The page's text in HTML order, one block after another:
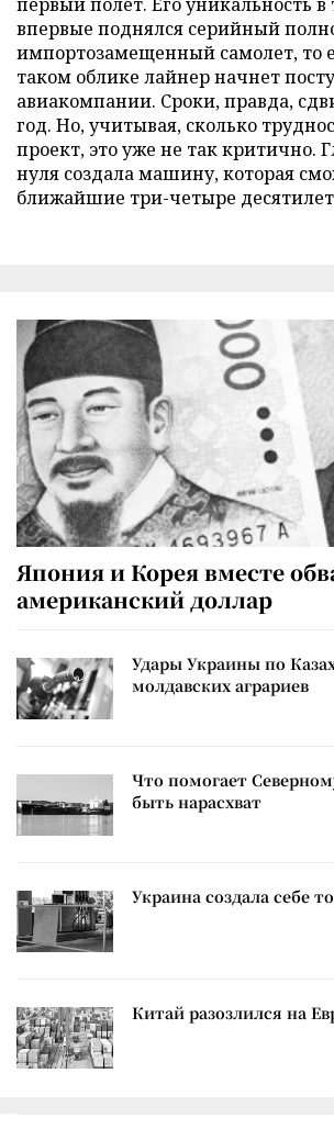
впервые поднялся серийный
импортозамещенный самолет, то
таком облике лайнер начнет
авиакомпании. Сроки, правда,
год. Но, учитывая, сколько
проект, это уже не так критично.
нуля создала машину, которая
ближайшие три-четыре
Япония и Корея вместе
американский доллар
Удары Украины по
молдавских аграриев
Что помогает
быть нарасхват
Украина создала себе
Китай разозлился на